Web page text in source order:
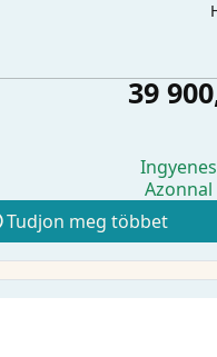
39
Tudjon meg többet